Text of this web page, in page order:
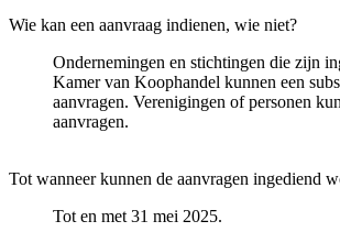
Wie kan een aanvraag indienen, wie niet?
Ondernemingen en stichtingen die zijn
Kamer van Koophandel kunnen een
aanvragen. Verenigingen of personen
aanvragen.
Tot wanneer kunnen de aanvragen ingediend
Tot en met 31 mei 2025.